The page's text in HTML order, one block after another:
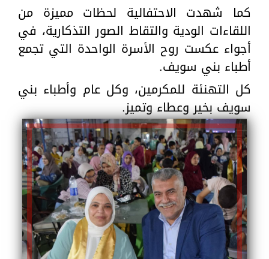
كما شهدت الاحتفالية لحظات مميزة من
اللقاءات الودية والتقاط الصور التذكارية، في
أجواء عكست روح الأسرة الواحدة التي تجمع
أطباء بني سويف.
كل التهنئة للمكرمين، وكل عام وأطباء بني
سويف بخير وعطاء وتميز.